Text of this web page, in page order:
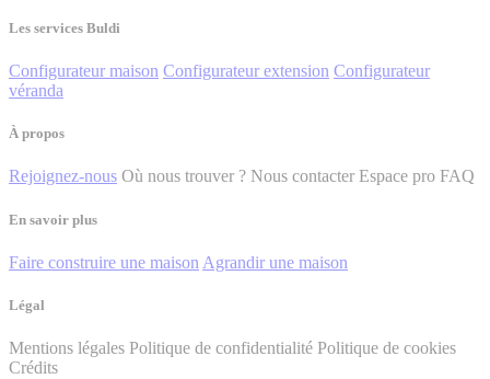
Les services Buldi
Configurateur maison Configurateur extension Configurateur
véranda
À propos
Rejoignez-nous Où nous trouver ? Nous contacter Espace pro FAQ
En savoir plus
Faire construire une maison Agrandir une maison
Légal
Mentions légales Politique de confidentialité Politique de cookies
Crédits